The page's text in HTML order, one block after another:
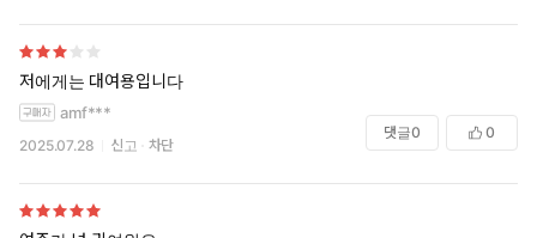
저에게는 대여용입니다
amf***
2025.07.28 신고 차단
댓글0 0